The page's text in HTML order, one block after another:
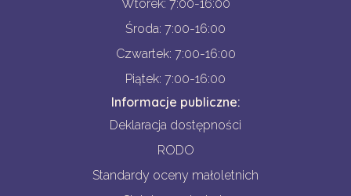
Wtorek: 7:00-16:00
Środa: 7:00-16:00
Czwartek: 7:00-16:00
Piątek: 7:00-16:00
Informacje publiczne:
Deklaracja dostępności
RODO
Standardy oceny małoletnich